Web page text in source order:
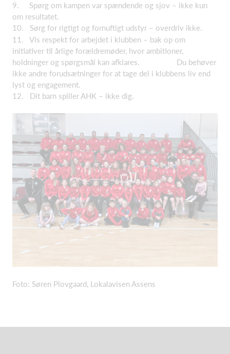
9. Spørg om kampen var spændende og sjov – ikke kun
om resultatet.
10. Sørg for rigtigt og fornuftigt udstyr – overdriv ikke.
11. Vis respekt for arbejdet i klubben – bak op om
initiativer til årlige forældremøder, hvor ambitioner,
holdninger og spørgsmål kan afklares. Du behøver
ikke andre forudsætninger for at tage del i klubbens liv end
lyst og engagement.
12. Dit barn spiller AHK – ikke dig.
Foto: Søren Plovgaard, Lokalavisen Assens